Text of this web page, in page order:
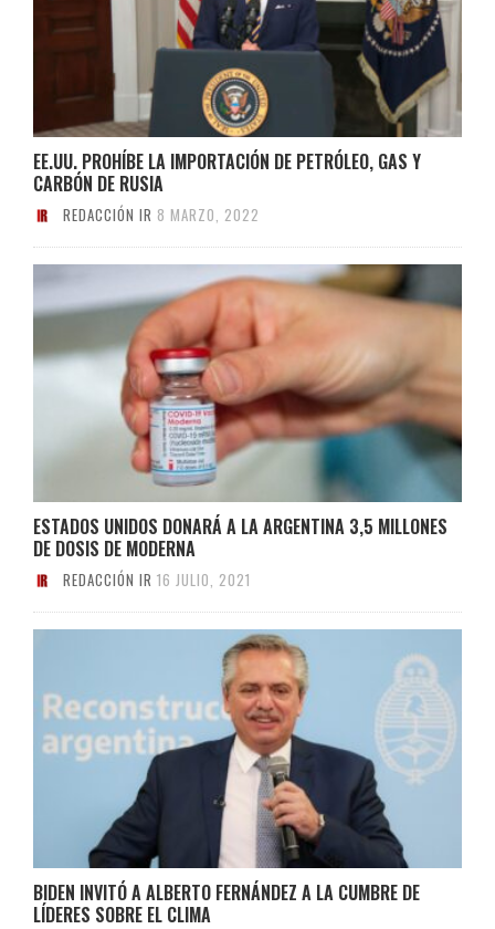
EE.UU. PROHÍBE LA IMPORTACIÓN DE PETRÓLEO, GAS Y
CARBÓN DE RUSIA
REDACCIÓN IR 8 MARZO, 2022
ESTADOS UNIDOS DONARÁ A LA ARGENTINA 3,5 MILLONES
DE DOSIS DE MODERNA
REDACCIÓN IR 16 JULIO, 2021
BIDEN INVITÓ A ALBERTO FERNÁNDEZ A LA CUMBRE DE
LÍDERES SOBRE EL CLIMA